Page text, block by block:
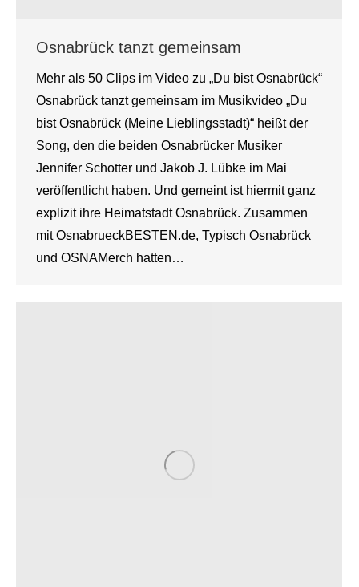
Osnabrück tanzt gemeinsam
Mehr als 50 Clips im Video zu „Du bist Osnabrück“
Osnabrück tanzt gemeinsam im Musikvideo „Du
bist Osnabrück (Meine Lieblingsstadt)“ heißt der
Song, den die beiden Osnabrücker Musiker
Jennifer Schotter und Jakob J. Lübke im Mai
veröffentlicht haben. Und gemeint ist hiermit ganz
explizit ihre Heimatstadt Osnabrück. Zusammen
mit OsnabrueckBESTEN.de, Typisch Osnabrück
und OSNAMerch hatten…